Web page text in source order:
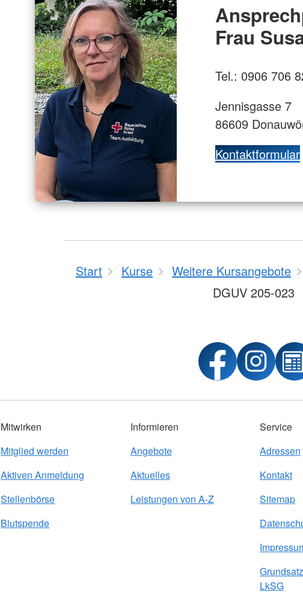
Frau
Tel.: 0906 706
Jennisgasse 7
86609
Kontaktformular
Start Kurse Weitere Kursangebote
DGUV 205-023
Mitwirken
Mitglied werden
Aktiven Anmeldung
Stellenbörse
Blutspende
Informieren
Angebote
Aktuelles
Leistungen von A-Z
Service
Adressen
Kontakt
Sitemap
LkSG